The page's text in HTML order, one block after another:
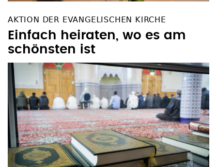
AKTION DER EVANGELISCHEN KIRCHE
Einfach heiraten, wo es am
schönsten ist